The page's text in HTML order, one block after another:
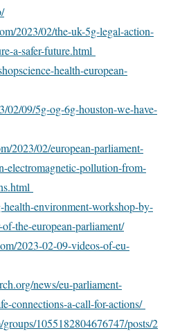
2023/02/the-uk-5g-legal-action-
a-safer-future.html
health-european-
02/09/5g-og-6g-houston-we-have-
2023/02/european-parliament-
electromagnetic-pollution-from-
health-environment-workshop-by-
the-european-parliament/
2023-02-09-videos-of-eu-
news/eu-parliament-
connections-a-call-for-actions/
1055182804676747/posts/2